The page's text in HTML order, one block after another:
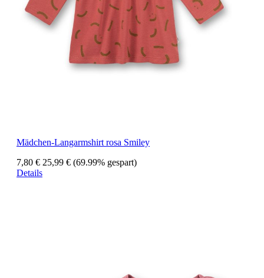
Mädchen-Langarmshirt rosa Smiley
7,80 € 25,99 € (69.99% gespart)
Details